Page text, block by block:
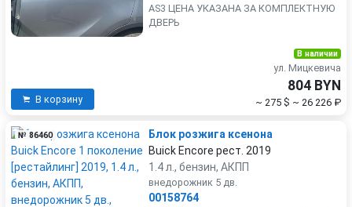
AS3 ЦЕНА УКАЗАНА ЗА КОМПЛЕКТНУЮ
ДВЕРЬ
В корзину
В наличии
ул. Мицкевича
804 BYN
~ 275 $ ~ 26 226 ₽
№ 86460
Блок розжига ксенона
Buick Encore рест. 2019
1.4 л., бензин, АКПП
внедорожник 5 дв.
00158764